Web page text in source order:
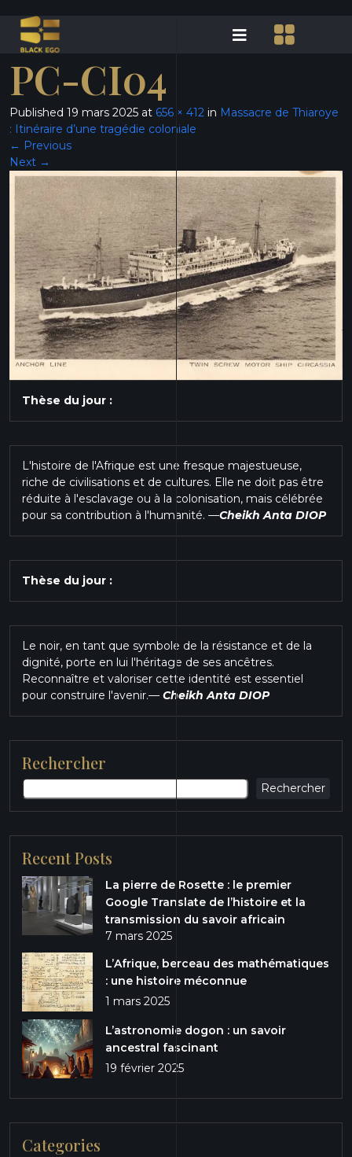
PC-CI04
Published 19 mars 2025 at 656 × 412 in Massacre de Thiaroye
: Itinéraire d’une tragédie coloniale
← Previous
Next →
Thèse du jour :
L'histoire de l'Afrique est une fresque majestueuse,
riche de civilisations et de cultures. Elle ne doit pas être
réduite à l'esclavage ou à la colonisation, mais célébrée
pour sa contribution à l'humanité. —Cheikh Anta DIOP
Thèse du jour :
Le noir, en tant que symbole de la résistance et de la
dignité, porte en lui l'héritage de ses ancêtres.
Reconnaître et valoriser cette identité est essentiel
pour construire l'avenir.— Cheikh Anta DIOP
Rechercher
Rechercher
Recent Posts
La pierre de Rosette : le premier
Google Translate de l’histoire et la
transmission du savoir africain
7 mars 2025
L’Afrique, berceau des mathématiques
: une histoire méconnue
1 mars 2025
L’astronomie dogon : un savoir
ancestral fascinant
19 février 2025
Categories